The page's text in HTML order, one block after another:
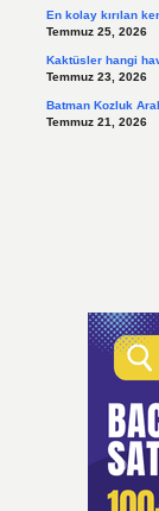
En kolay kırılan
Temmuz 25, 2026
Kaktüsler hangi
Temmuz 23, 2026
Batman Kozluk
Temmuz 21, 2026